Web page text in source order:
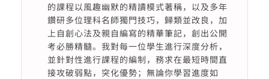
的課程以風趣幽默的精讀模式著稱，以及多年
鑽研多位理科名師獨門技巧，歸類並改良，加
上自創心法及親自編寫的精華筆記，創出公開
考必勝精髓。我對每一位學生進行深度分析，
並針對性進行課程的編制，務求在最短時間直
接攻破弱點，突化優勢；無論你學習進度如